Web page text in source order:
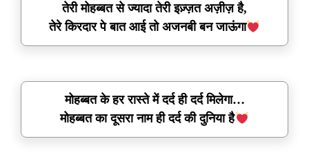
तेरी मोहब्बत से ज्यादा तेरी इज़्ज़त अज़ीज़ है,
तेरे किरदार पे बात आई तो अजनबी बन जाऊंगा
मोहब्बत के हर रास्ते में दर्द ही दर्द मिलेगा…
मोहब्बत का दूसरा नाम ही दर्द की दुनिया है